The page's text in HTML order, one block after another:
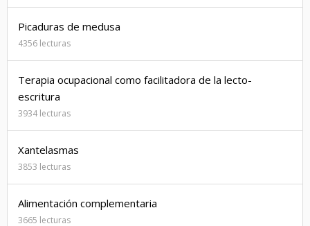
Picaduras de medusa
4356 lecturas
Terapia ocupacional como facilitadora de la lecto-
escritura
3934 lecturas
Xantelasmas
3853 lecturas
Alimentación complementaria
3665 lecturas